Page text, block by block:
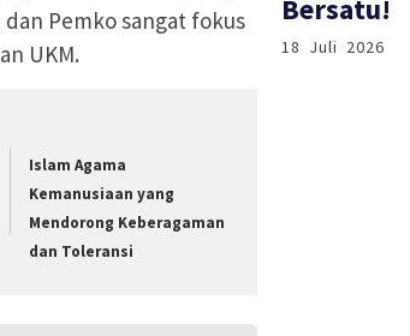
Pemko sangat fokus
UKM.
Islam Agama
Kemanusiaan yang
Mendorong Keberagaman
dan Toleransi
Bersatu!
18 Juli 2026